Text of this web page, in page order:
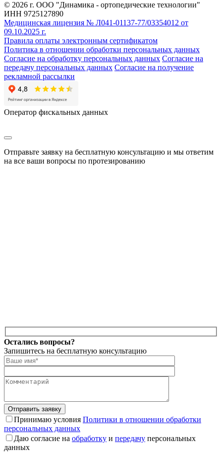
© 2026 г. ООО "Динамика - ортопедические технологии"
ИНН 9725127890
Медицинская лицензия № Л041-01137-77/03354012 от
09.10.2025 г.
Правила оплаты электронным сертификатом
Политика в отношении обработки персональных данных
Согласие на обработку персональных данных Согласие на
передачу персональных данных Согласие на получение
рекламной рассылки
Оператор фискальных данных
Отправьте заявку на бесплатную консультацию и мы ответим
на все ваши вопросы по протезированию
Оставьте
это
поле
пустым.
Остались вопросы?
Запишитесь на бесплатную консультацию
Принимаю условия Политики в отношении обработки
персональных данных
Даю согласие на обработку и передачу персональных
данных